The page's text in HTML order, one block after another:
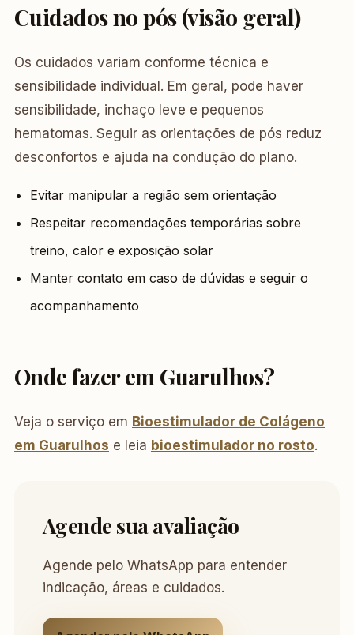
Cuidados no pós (visão geral)
Os cuidados variam conforme técnica e
sensibilidade individual. Em geral, pode haver
sensibilidade, inchaço leve e pequenos
hematomas. Seguir as orientações de pós reduz
desconfortos e ajuda na condução do plano.
Evitar manipular a região sem orientação
Respeitar recomendações temporárias sobre
treino, calor e exposição solar
Manter contato em caso de dúvidas e seguir o
acompanhamento
Onde fazer em Guarulhos?
Veja o serviço em Bioestimulador de Colágeno
em Guarulhos e leia bioestimulador no rosto.
Agende sua avaliação
Agende pelo WhatsApp para entender
indicação, áreas e cuidados.